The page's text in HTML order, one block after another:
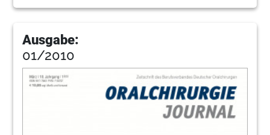
Ausgabe:
01/2010